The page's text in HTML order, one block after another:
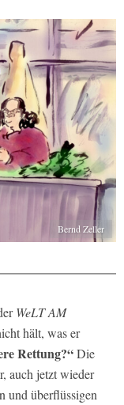
Bernd Zeller
WeLT AM
hält, was er
Rettung?“Die
auch jetzt wieder
und überflüssigen